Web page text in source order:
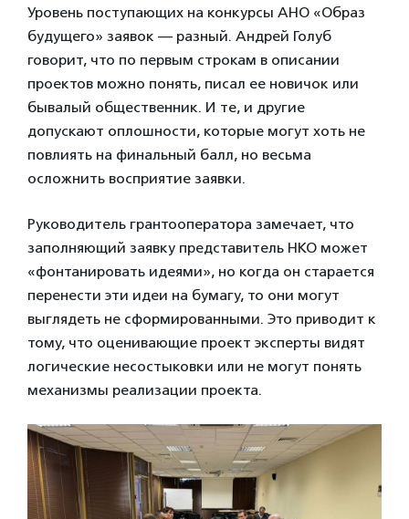
Уровень поступающих на конкурсы АНО «Образ
будущего» заявок — разный. Андрей Голуб
говорит, что по первым строкам в описании
проектов можно понять, писал ее новичок или
бывалый общественник. И те, и другие
допускают оплошности, которые могут хоть не
повлиять на финальный балл, но весьма
осложнить восприятие заявки.
Руководитель грантооператора замечает, что
заполняющий заявку представитель НКО может
«фонтанировать идеями», но когда он старается
перенести эти идеи на бумагу, то они могут
выглядеть не сформированными. Это приводит к
тому, что оценивающие проект эксперты видят
логические несостыковки или не могут понять
механизмы реализации проекта.